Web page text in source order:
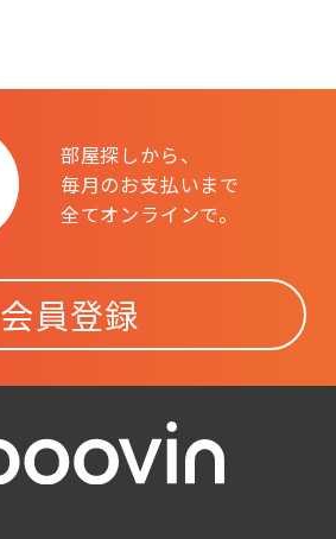
部屋探しから、
毎月のお支払いまで
全てオンラインで。
会員登録